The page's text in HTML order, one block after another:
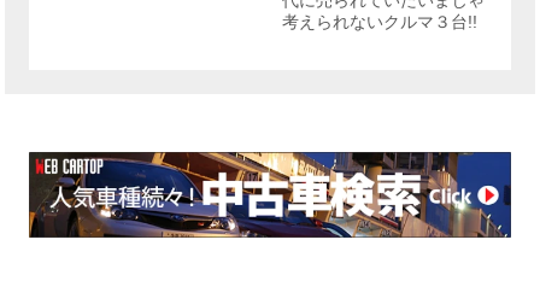
考えられないクルマ３台!!